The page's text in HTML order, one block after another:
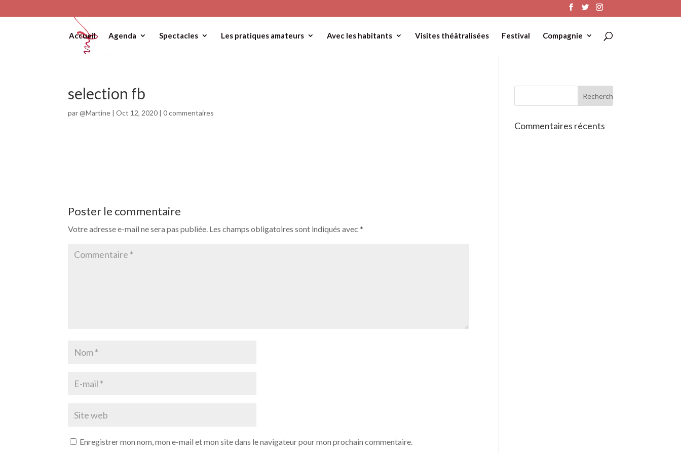
Accueil Agenda Spectacles Les pratiques amateurs Avec les habitants Visites théâtralisées Festival Compagnie
selection fb
par@Martine |Oct 12, 2020 |0 commentaires
Poster le commentaire
Votre adresse e-mail ne sera pas publiée. Les champs obligatoires sont indiqués avec*
Enregistrer mon nom, mon e-mail et mon site dans le navigateur pour mon prochain commentaire.
Commentaires récents